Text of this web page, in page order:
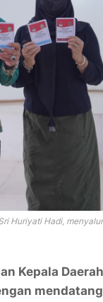
Huriyati Hadi,
Kepala